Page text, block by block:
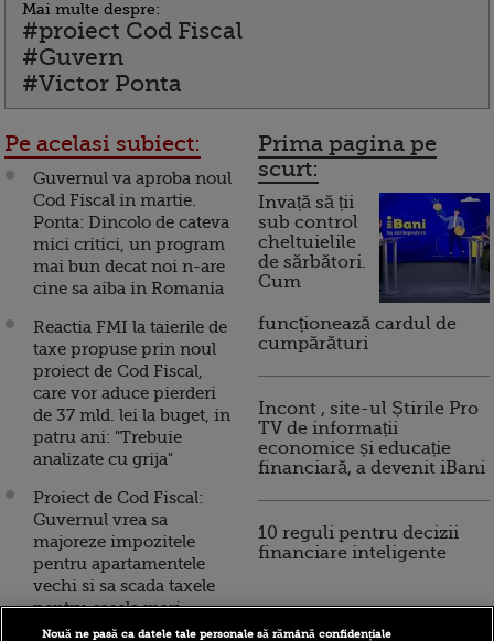
Mai multe despre:
#proiect Cod Fiscal
#Guvern
#Victor Ponta
Pe acelasi subiect:
Guvernul va aproba noul
Cod Fiscal in martie.
Ponta: Dincolo de cateva
mici critici, un program
mai bun decat noi n-are
cine sa aiba in Romania
Reactia FMI la taierile de
taxe propuse prin noul
proiect de Cod Fiscal,
care vor aduce pierderi
de 37 mld. lei la buget, in
patru ani: "Trebuie
analizate cu grija"
Proiect de Cod Fiscal:
Guvernul vrea sa
majoreze impozitele
pentru apartamentele
vechi si sa scada taxele
pentru casele mari
Prima pagina pe
scurt:
Invață să ții
sub control
cheltuielile
de sărbători.
Cum
funcționează cardul de
cumpărături
Incont , site-ul Știrile Pro
TV de informații
economice și educație
financiară, a devenit iBani
10 reguli pentru decizii
financiare inteligente
Nouă ne pasă ca datele tale personale să rămână confidențiale